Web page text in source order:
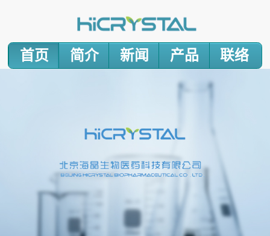
首页 简介 新闻 产品 联络